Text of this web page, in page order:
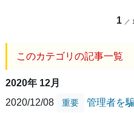
1 ／
このカテゴリの記事一覧
2020年 12月
2020/12/08
重要
管理者を